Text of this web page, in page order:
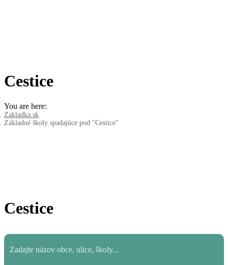
Cestice
You are here:
Zakladka.sk
Základné školy spadajúce pod "Cestice"
Cestice